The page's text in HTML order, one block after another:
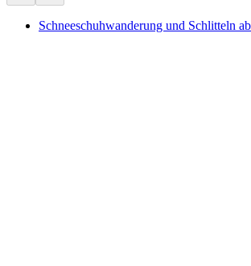
Schneeschuhwanderung und Schlitteln